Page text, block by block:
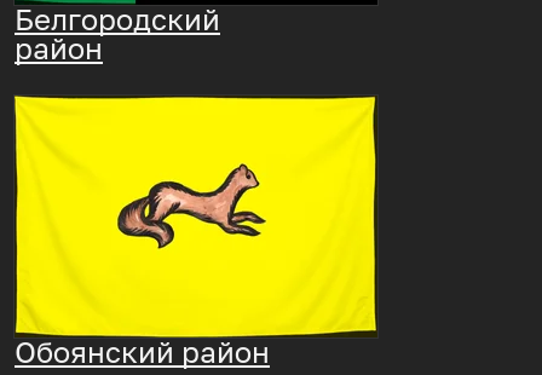
Белгородский
район
Обоянский район